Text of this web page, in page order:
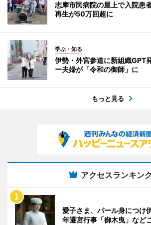
志摩市民病院の屋上で入院
再生が50万回超に
学ぶ・知る
伊勢・外宮参道に新組織
ー夫婦が「令和の御師」に
もっと見る
アクセスランキン
愛子さま、パール身につ
年遷宮行事「御木曳」など